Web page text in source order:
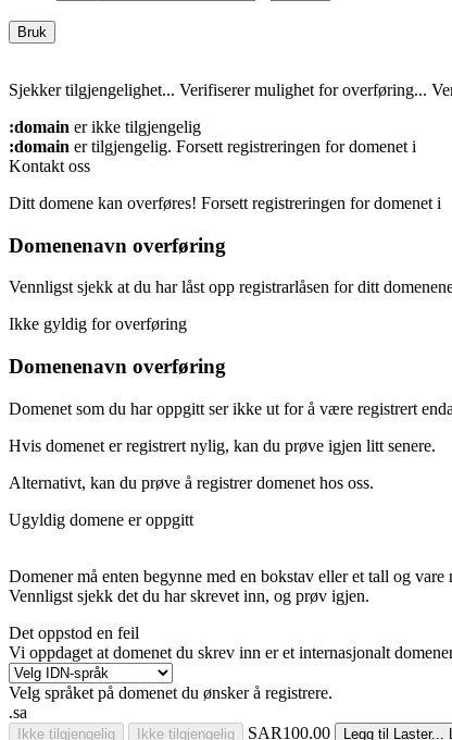
Bruk
Sjekker tilgjengelighet... Verifiserer mulighet for overføring...
:domain er ikke tilgjengelig
:domain er tilgjengelig. Forsett registreringen for domenet i
Kontakt oss
Ditt domene kan overføres! Forsett registreringen for domenet i
Domenenavn overføring
Vennligst sjekk at du har låst opp registrarlåsen for ditt
Ikke gyldig for overføring
Domenenavn overføring
Domenet som du har oppgitt ser ikke ut for å være registrert
Hvis domenet er registrert nylig, kan du prøve igjen litt senere.
Alternativt, kan du prøve å registrer domenet hos oss.
Ugyldig domene er oppgitt
Domener må enten begynne med en bokstav eller et tall og vare
Vennligst sjekk det du har skrevet inn, og prøv igjen.
Det oppstod en feil
Vi oppdaget at domenet du skrev inn er et internasjonalt
Velg språket på domenet du ønsker å registrere.
.sa
Ikke tilgjengelig Ikke tilgjengelig SAR100.00 Legg til Laster...